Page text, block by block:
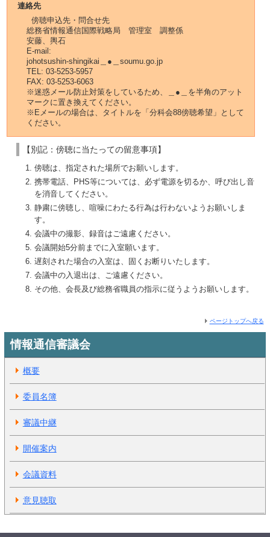
連絡先
傍聴申込先・問合せ先
総務省情報通信国際戦略局 管理室 調整係
安藤、輿石
E-mail:
johotsushin-shingikai＿●＿soumu.go.jp
TEL: 03-5253-5957
FAX: 03-5253-6063
※迷惑メール防止対策をしているため、＿●＿を半角のアット
マークに置き換えてください。
※Eメールの場合は、タイトルを「分科会88傍聴希望」として
ください。
【別記：傍聴に当たっての留意事項】
傍聴は、指定された場所でお願いします。
携帯電話、PHS等については、必ず電源を切るか、呼び出し音
を消音してください。
静粛に傍聴し、喧噪にわたる行為は行わないようお願いしま
す。
会議中の撮影、録音はご遠慮ください。
会議開始5分前までに入室願います。
遅刻された場合の入室は、固くお断りいたします。
会議中の入退出は、ご遠慮ください。
その他、会長及び総務省職員の指示に従うようお願いします。
ページトップへ戻る
情報通信審議会
概要
委員名簿
審議中継
開催案内
会議資料
意見聴取